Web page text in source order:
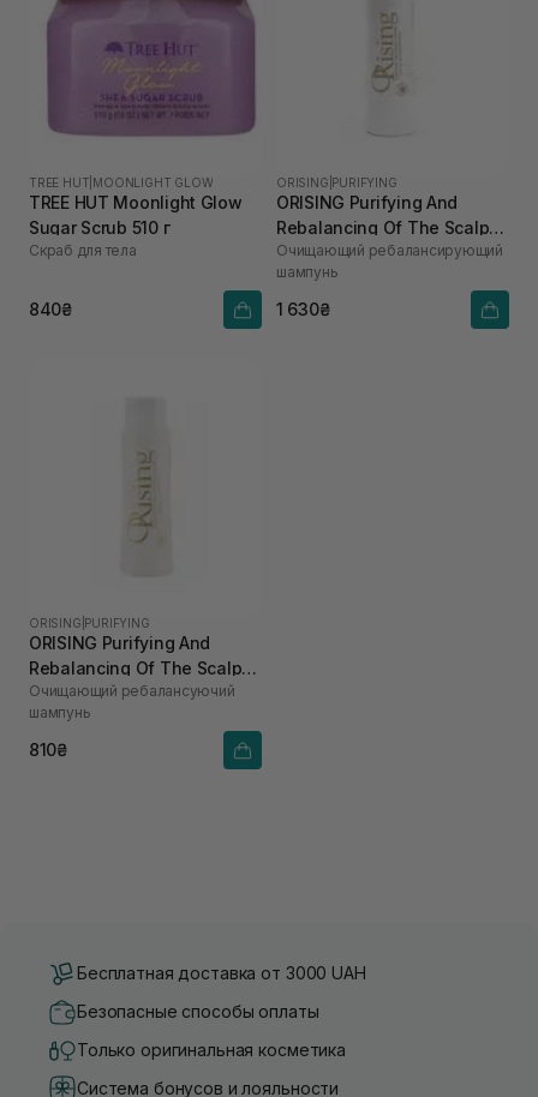
TREE HUT MOONLIGHT GLOW
TREE HUT Moonlight Glow
Sugar Scrub 510 г
Скраб для тела
840₴
ORISING PURIFYING
ORISING Purifying And
Rebalancing Of The Scalp
Shampoo 250 мл
Очищающий ребалансирующий
шампунь
1 630₴
ORISING PURIFYING
ORISING Purifying And
Rebalancing Of The Scalp
Shampoo 100 мл
Очищающий ребалансуючий
шампунь
810₴
Бесплатная доставка от 3000 UAH
Безопасные способы оплаты
Только оригинальная косметика
Система бонусов и лояльности